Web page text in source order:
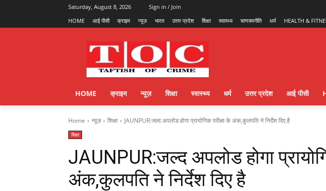
Saturday, August 8, 2026
Sign in / Join
HOME
आई पीसी क्राइम न्यूज़ भारत उत्तर प्रदेश शिक्षा स्वास्थ्य चाणक्यनीति धर्म HEALTH &
HOME क्राइम न्यूज़ शिक्षा स्वास्थ्य धर्म उत्तर प्रदेश आई पीसी
Home न्यूज़ शिक्षा JAUNPUR:जल्द अपलोड होगा प्रायोगिक परीक्षा के अंक,कुलपति ने निर्देश दिए है
शिक्षा
JAUNPUR:जल्द अपलोड होगा
अंक,कुलपति ने निर्देश दिए है